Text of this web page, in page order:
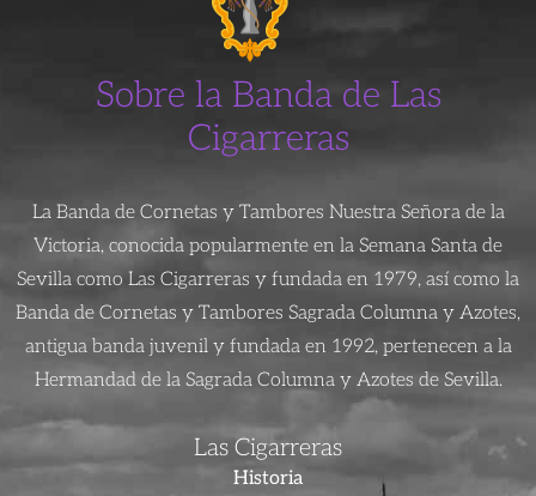
Sobre la Banda de Las
Cigarreras
La Banda de Cornetas y Tambores Nuestra Señora de la
Victoria, conocida popularmente en la Semana Santa de
Sevilla como Las Cigarreras y fundada en 1979, así como la
Banda de Cornetas y Tambores Sagrada Columna y Azotes,
antigua banda juvenil y fundada en 1992, pertenecen a la
Hermandad de la Sagrada Columna y Azotes de Sevilla.
Las Cigarreras
Historia